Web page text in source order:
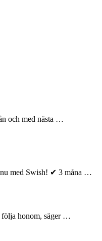
och med nästa …
nu med Swish! ✔ 3 måna …
följa honom, säger …